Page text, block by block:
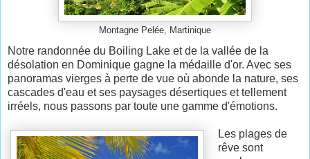
Montagne Pelée, Martinique
Notre randonnée du Boiling Lake et de la vallée de la
désolation en Dominique gagne la médaille d'or. Avec ses
panoramas vierges à perte de vue où abonde la nature, ses
cascades d'eau et ses paysages désertiques et tellement
irréels, nous passons par toute une gamme d'émotions.
Les plages de
rêve sont